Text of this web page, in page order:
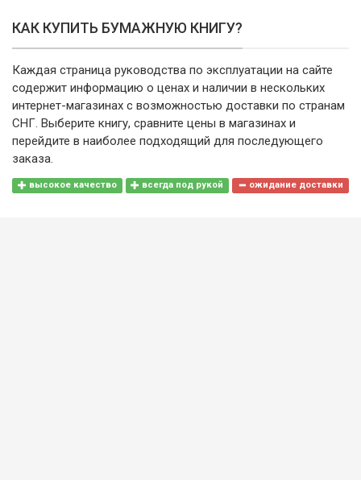
КАК КУПИТЬ БУМАЖНУЮ КНИГУ?
Каждая страница руководства по эксплуатации на сайте
содержит информацию о ценах и наличии в нескольких
интернет-магазинах с возможностью доставки по странам
СНГ. Выберите книгу, сравните цены в магазинах и
перейдите в наиболее подходящий для последующего
заказа.
высокое качество всегда под рукой ожидание доставки